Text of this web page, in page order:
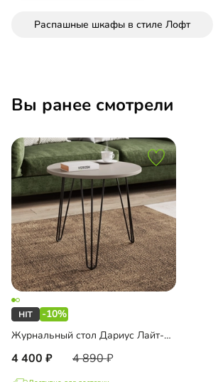
Распашные шкафы в стиле Лофт
Вы ранее смотрели
-10%
Журнальный стол Дариус Лайт-500
4 400 4 890